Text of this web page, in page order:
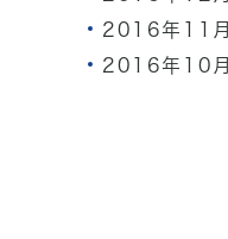
2016年11月
2016年10月